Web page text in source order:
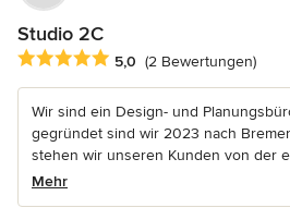
Studio 2C
Durchschnittliche Bewertung: 5 von
5,0 (2 Bewertungen)
Wir sind ein Design- und
gegründet sind wir 2023 nach
stehen wir unseren Kunden von der
Mehr